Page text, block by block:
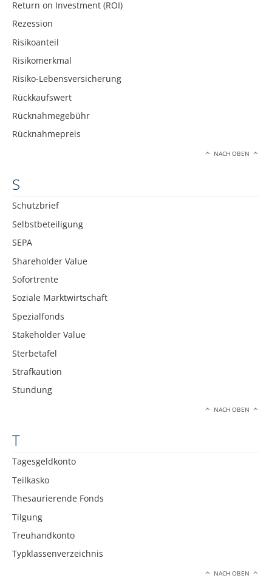
Return on Investment (ROI)
Rezession
Risikoanteil
Risikomerkmal
Risiko-Lebensversicherung
Rückkaufswert
Rücknahmegebühr
Rücknahmepreis
NACH OBEN
S
Schutzbrief
Selbstbeteiligung
SEPA
Shareholder Value
Sofortrente
Soziale Marktwirtschaft
Spezialfonds
Stakeholder Value
Sterbetafel
Strafkaution
Stundung
NACH OBEN
T
Tagesgeldkonto
Teilkasko
Thesaurierende Fonds
Tilgung
Treuhandkonto
Typklassenverzeichnis
NACH OBEN